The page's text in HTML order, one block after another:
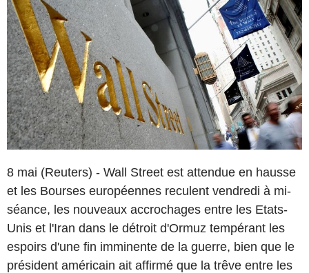
8 mai (Reuters) - Wall Street est attendue en hausse
et les Bourses européennes reculent vendredi à mi-
séance, les nouveaux accrochages entre les Etats-
Unis et l'Iran dans le détroit d'Ormuz tempérant les
espoirs d'une fin imminente de la guerre, bien que le
président américain ait affirmé que la trêve entre les